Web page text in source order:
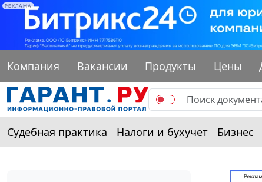
РЕКЛАМА
Компания Вакансии Продукты Цены
Судебная практика Налоги и бухучет Бизнес